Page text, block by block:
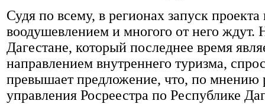
Судя по всему, в регионах запуск
воодушевлением и многого от него ждут.
Дагестане, который последнее время
направлением внутреннего туризма,
превышает предложение, что, по мнению
управления Росреестра по Республике